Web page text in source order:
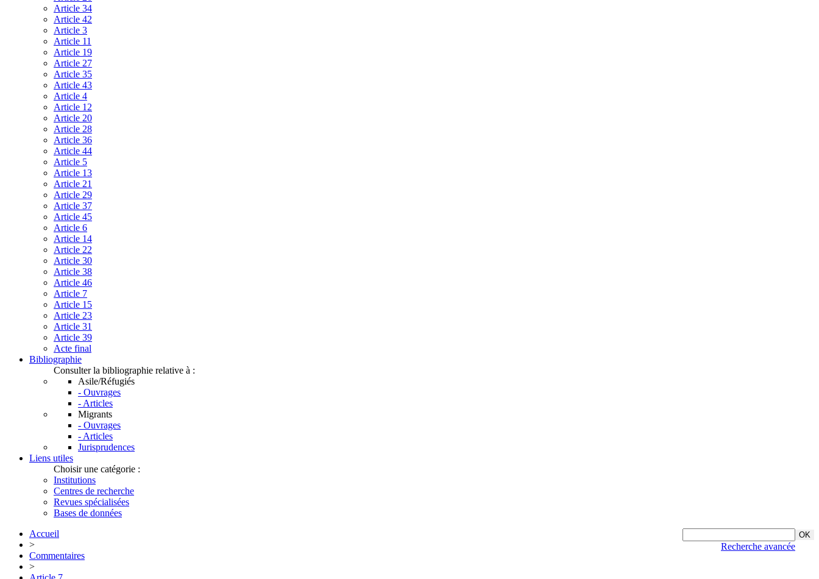
Article 34
Article 42
Article 3
Article 11
Article 19
Article 27
Article 35
Article 43
Article 4
Article 12
Article 20
Article 28
Article 36
Article 44
Article 5
Article 13
Article 21
Article 29
Article 37
Article 45
Article 6
Article 14
Article 22
Article 30
Article 38
Article 46
Article 7
Article 15
Article 23
Article 31
Article 39
Acte final
Bibliographie
Consulter la bibliographie relative à :
Asile/Réfugiés
- Ouvrages
- Articles
Migrants
- Ouvrages
- Articles
Jurisprudences
Liens utiles
Choisir une catégorie :
Institutions
Centres de recherche
Revues spécialisées
Bases de données
Recherche avancée
Accueil
>
Commentaires
>